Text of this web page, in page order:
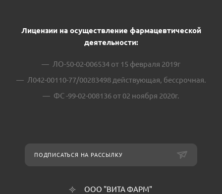
Лицензии на осуществление фармацевтической
деятельности:
ЛО-50-02-006534 от 15 февраля 2019г
Л042-00110-77/00283498 действующая, бессрочная.
ФС -99-02-008136 от 02 ноября 2020г.
ПОДПИСАТЬСЯ НА РАССЫЛКУ
ООО "ВИТА ФАРМ"